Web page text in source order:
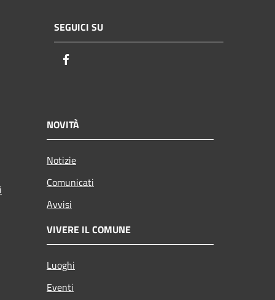
SEGUICI SU
NOVITÀ
Notizie
Comunicati
Avvisi
VIVERE IL COMUNE
Luoghi
Eventi